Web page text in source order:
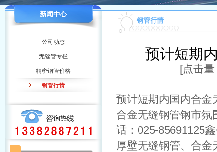
新闻中心
公司动态
无缝管专栏
精密钢管价格
钢管行情
钢管行情
预计短期
[点击
预计短期内国内合金
合金无缝钢管钢市氛
话：025-85691125
厚壁无缝钢管、合金